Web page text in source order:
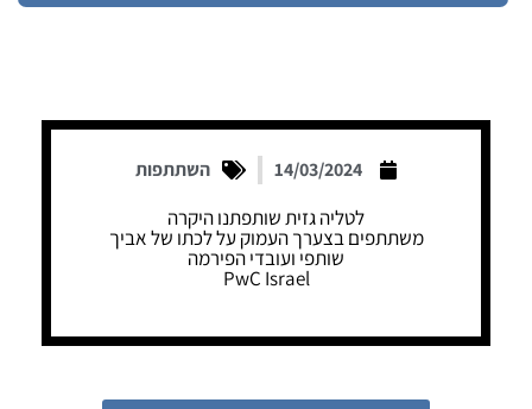
14/03/2024 השתתפות
לטליה גזית שותפתנו היקרה
משתתפים בצערך העמוק על לכתו של אביך
שותפי ועובדי הפירמה
PwC Israel